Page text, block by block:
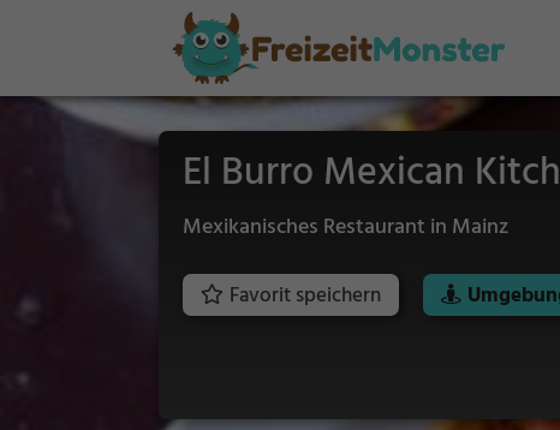
El Burro Mexican
Mexikanisches Restaurant in Mainz
Favorit speichern